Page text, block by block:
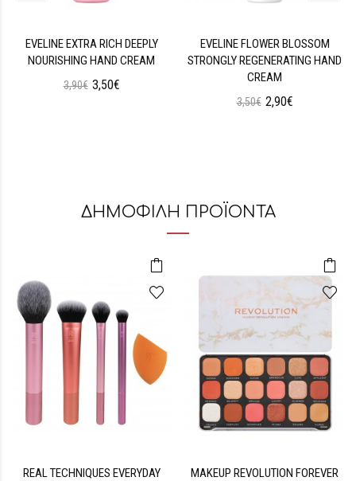
EVELINE EXTRA RICH DEEPLY
NOURISHING HAND CREAM
3,90€ 3,50€
EVELINE FLOWER BLOSSOM
STRONGLY REGENERATING HAND
CREAM
3,50€ 2,90€
ΔΗΜΟΦΙΛΗ ΠΡΟΪΟΝΤΑ
REAL TECHNIQUES EVERYDAY
MAKEUP REVOLUTION FOREVER